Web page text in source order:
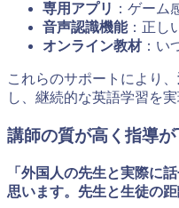
専用アプリ ：ゲーム
音声認識機能：正し
オンライン教材：い
これらのサポートにより、
し、継続的な英語学習を実
講師の質が高く指導
「外国人の先生と実際に
思います。先生と生徒の距